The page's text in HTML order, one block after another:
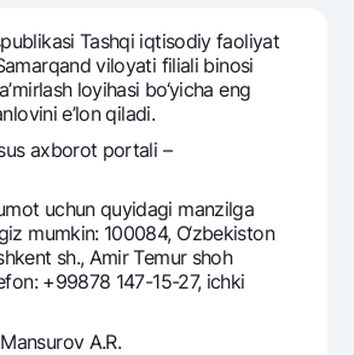
uchun
USD
savollar
qidiring
Tashqi iqtisodiy faoliyat
viloyati filiali binosi
loyihasi bo‘yicha eng
e’lon qiladi.
axborot portali –
uchun quyidagi manzilga
mumkin: 100084, O‘zbekiston
sh., Amir Temur shoh
+99878 147-15-27, ichki
A.R.